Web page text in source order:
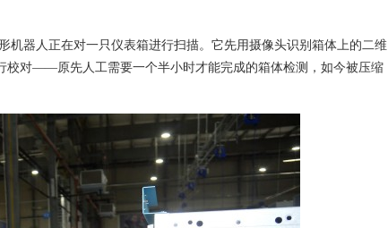
机器人正在对一只仪表箱进行扫描。 它先用摄像头识别箱体上的二维
校对——原先人工需要一个半小时才能完成的箱体检测，如今被压缩